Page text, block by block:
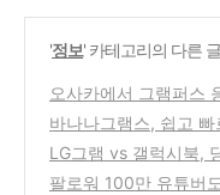
'정보' 카테고리의 다른 글
오사카에서 그램퍼스
법 대공개!
(2)
바나나그램스, 쉽고
대방출!
(0)
LG그램 vs 갤럭시북,
에 결정하는 가장 쉬운
팔로워 100만 유튜버